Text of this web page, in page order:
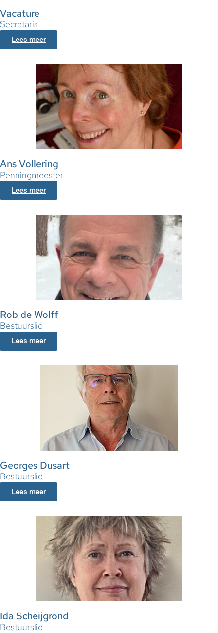
Vacature
Secretaris
Lees meer
Ans Vollering
Penningmeester
Lees meer
Rob de Wolff
Bestuurslid
Lees meer
Georges Dusart
Bestuurslid
Lees meer
Ida Scheijgrond
Bestuurslid